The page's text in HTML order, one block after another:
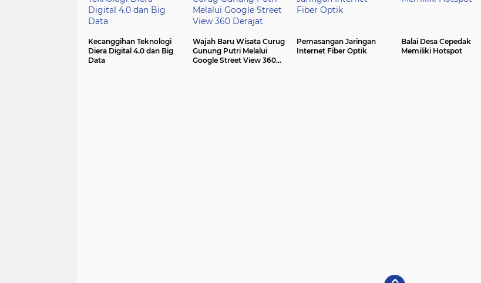
Kecanggihan Teknologi
Diera Digital 4.0 dan Big
Data
Wajah Baru Wisata Curug
Gunung Putri Melalui
Google Street View 360
Pemasangan Jaringan
Internet Fiber Optik
Balai Desa Cepedak
Memiliki Hotspot